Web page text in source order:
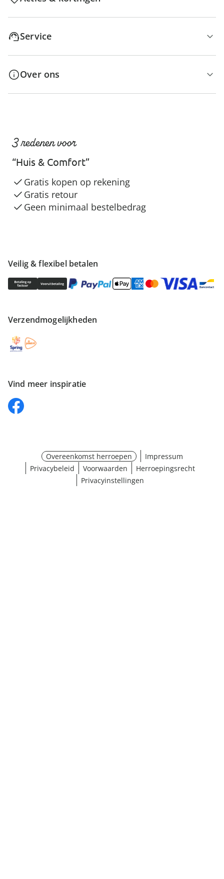
Service
Over ons
Veilig & flexibel betalen
Verzendmogelijkheden
Vind meer inspiratie
3 redenen voor
“Huis & Comfort”
Gratis kopen op rekening
Gratis retour
Geen minimaal bestelbedrag
Overeenkomst herroepen
Impressum
Privacybeleid
Voorwaarden
Herroepingsrecht
Privacyinstellingen